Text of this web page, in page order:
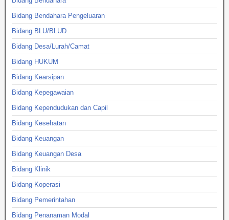
Bidang Bendahara Pengeluaran
Bidang BLU/BLUD
Bidang Desa/Lurah/Camat
Bidang HUKUM
Bidang Kearsipan
Bidang Kepegawaian
Bidang Kependudukan dan Capil
Bidang Kesehatan
Bidang Keuangan
Bidang Keuangan Desa
Bidang Klinik
Bidang Koperasi
Bidang Pemerintahan
Bidang Penanaman Modal